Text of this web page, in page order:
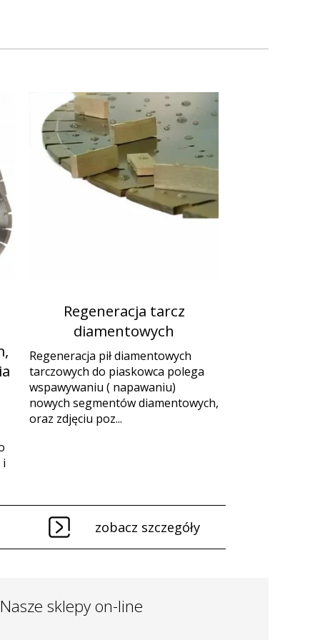
i
Regeneracja tarcz
diamentowych
Regeneracja pił diamentowych
tarczowych do piaskowca polega
wspawywaniu ( napawaniu)
nowych segmentów diamentowych,
oraz zdjęciu poz...
zobacz szczegóły
Nasze sklepy on-line